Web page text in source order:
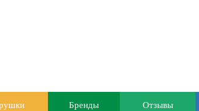
Бренды Отзывы